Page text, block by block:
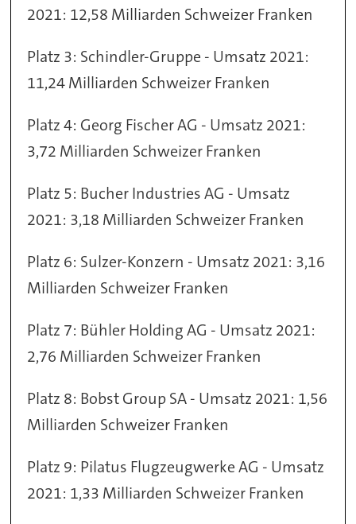
2021: 12,58 Milliarden Schweizer Franken
Platz 3: Schindler-Gruppe - Umsatz 2021:
11,24 Milliarden Schweizer Franken
Platz 4: Georg Fischer AG - Umsatz 2021:
3,72 Milliarden Schweizer Franken
Platz 5: Bucher Industries AG - Umsatz
2021: 3,18 Milliarden Schweizer Franken
Platz 6: Sulzer-Konzern - Umsatz 2021: 3,16
Milliarden Schweizer Franken
Platz 7: Bühler Holding AG - Umsatz 2021:
2,76 Milliarden Schweizer Franken
Platz 8: Bobst Group SA - Umsatz 2021: 1,56
Milliarden Schweizer Franken
Platz 9: Pilatus Flugzeugwerke AG - Umsatz
2021: 1,33 Milliarden Schweizer Franken